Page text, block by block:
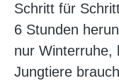
Schritt für
6 Stunden
nur Winterruhe,
Jungtiere